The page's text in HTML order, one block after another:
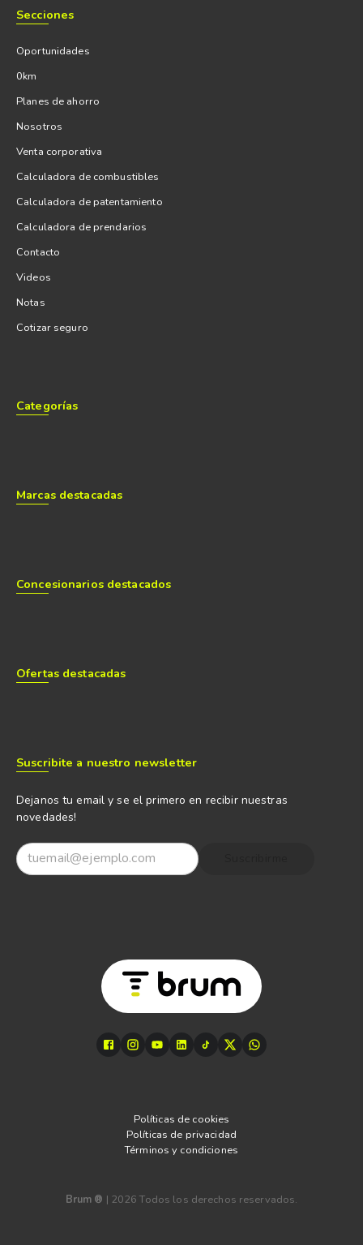
Secciones
Oportunidades
0km
Planes de ahorro
Nosotros
Venta corporativa
Calculadora de combustibles
Calculadora de patentamiento
Calculadora de prendarios
Contacto
Videos
Notas
Cotizar seguro
Categorías
Marcas destacadas
Concesionarios destacados
Ofertas destacadas
Suscribite a nuestro newsletter
Dejanos tu email y se el primero en recibir nuestras
novedades!
Políticas de cookies
Políticas de privacidad
Términos y condiciones
Brum ® | 2026 Todos los derechos reservados.